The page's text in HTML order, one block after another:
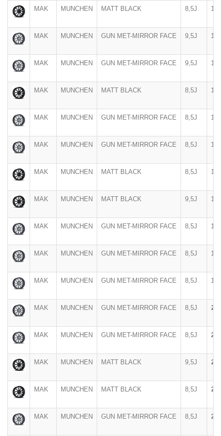
MAK MUNCHEN MATT BLACK 8,5J 19"
MAK MUNCHEN GUN MET-MIRROR FACE 9,5J 19"
MAK MUNCHEN GUN MET-MIRROR FACE 9,5J 19"
MAK MUNCHEN MATT BLACK 8,5J 19"
MAK MUNCHEN GUN MET-MIRROR FACE 8,5J 19"
MAK MUNCHEN GUN MET-MIRROR FACE 8,5J 19"
MAK MUNCHEN MATT BLACK 8,5J 19"
MAK MUNCHEN MATT BLACK 9,5J 19"
MAK MUNCHEN GUN MET-MIRROR FACE 8,5J 19"
MAK MUNCHEN GUN MET-MIRROR FACE 8,5J 19"
MAK MUNCHEN GUN MET-MIRROR FACE 8,5J 19"
MAK MUNCHEN GUN MET-MIRROR FACE 8,5J 20"
MAK MUNCHEN GUN MET-MIRROR FACE 8,5J 20"
MAK MUNCHEN MATT BLACK 9,5J 20"
MAK MUNCHEN MATT BLACK 8,5J 20"
MAK MUNCHEN GUN MET-MIRROR FACE 8,5J 20"